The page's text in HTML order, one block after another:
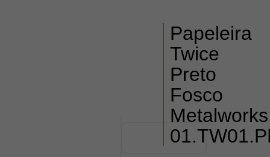
Papeleira
Twice
Preto
Fosco
Metalworks